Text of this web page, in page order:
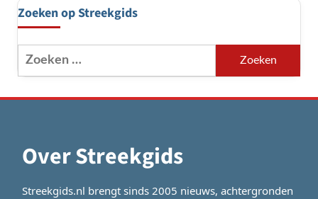
Zoeken op Streekgids
Zoeken
naar:
Over Streekgids
Streekgids.nl brengt sinds 2005 nieuws, achtergronden